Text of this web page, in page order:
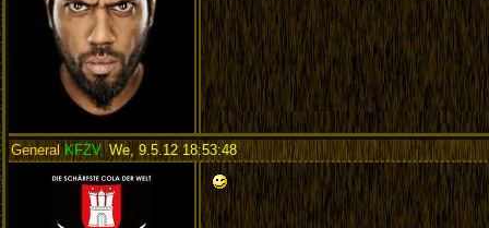
GeneralKFZV, We, 9.5.12 18:53:48: